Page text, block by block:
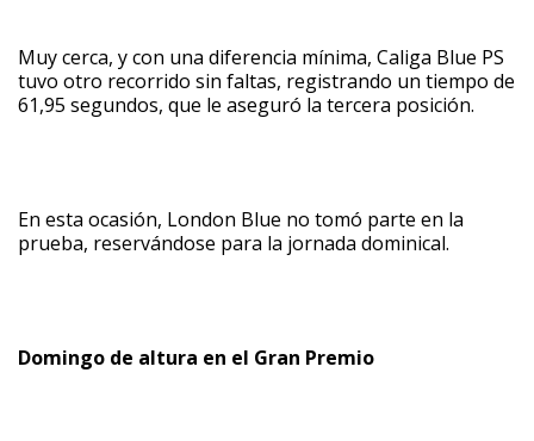
Muy cerca, y con una diferencia mínima, Caliga Blue PS
tuvo otro recorrido sin faltas, registrando un tiempo de
61,95 segundos, que le aseguró la tercera posición.
En esta ocasión, London Blue no tomó parte en la
prueba, reservándose para la jornada dominical.
Domingo de altura en el Gran Premio